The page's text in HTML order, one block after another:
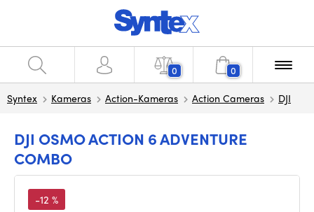
0 0
Syntex Kameras Action-Kameras Action Cameras DJI
DJI OSMO ACTION 6 ADVENTURE
COMBO
-12 %